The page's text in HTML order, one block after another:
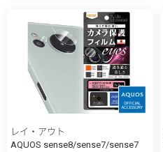
レイ・アウト
AQUOS sense8/sense7/sense7